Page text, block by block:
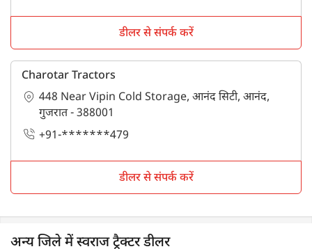
डीलर से संपर्क करें
Charotar Tractors
448 Near Vipin Cold Storage, आनंद सिटी, आनंद,
गुजरात - 388001
+91-*******479
डीलर से संपर्क करें
अन्य जिले में स्वराज ट्रैक्टर डीलर